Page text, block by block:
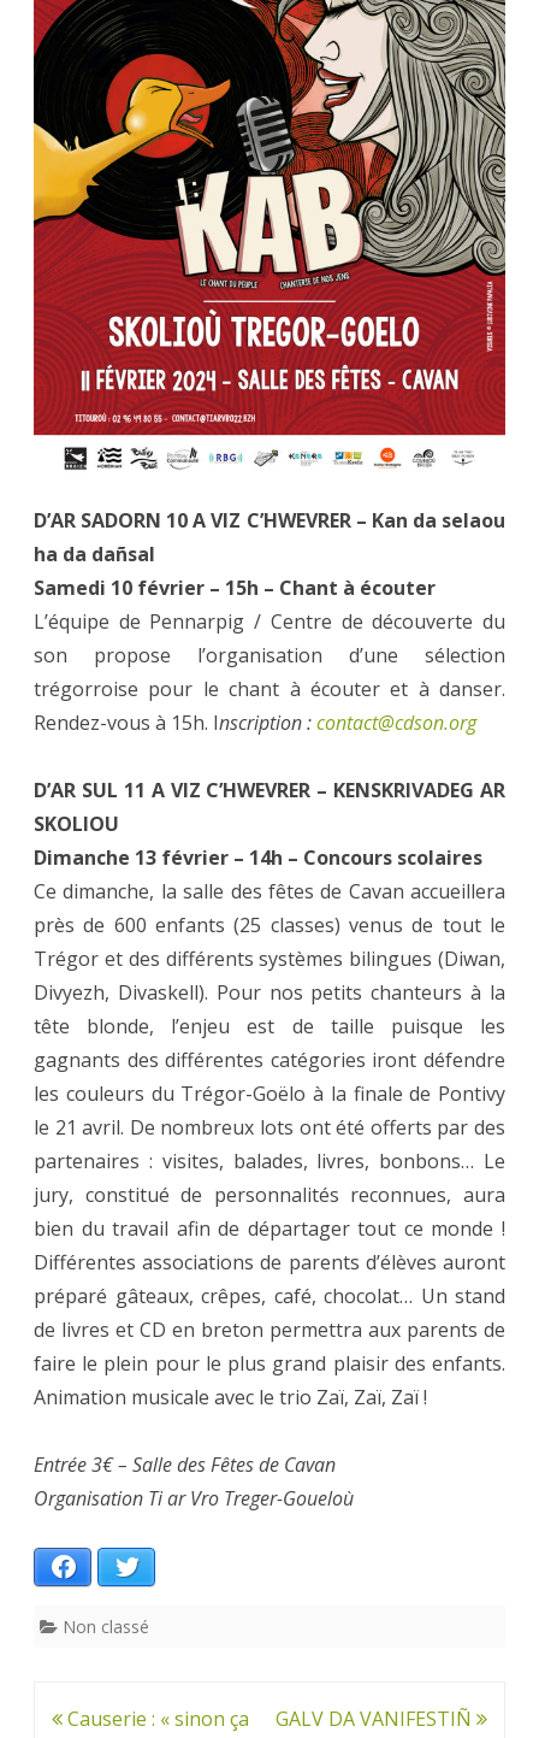
D’AR SADORN 10 A VIZ C’HWEVRER – Kan da selaou
ha da dañsal
Samedi 10 février – 15h – Chant à écouter
L’équipe de Pennarpig / Centre de découverte du
son propose l’organisation d’une sélection
trégorroise pour le chant à écouter et à danser.
Rendez-vous à 15h. Inscription :contact@cdson.org
D’AR SUL 11 A VIZ C’HWEVRER – KENSKRIVADEG AR
SKOLIOU
Dimanche 13 février – 14h – Concours scolaires
Ce dimanche, la salle des fêtes de Cavan accueillera
près de 600 enfants (25 classes) venus de tout le
Trégor et des différents systèmes bilingues (Diwan,
Divyezh, Divaskell). Pour nos petits chanteurs à la
tête blonde, l’enjeu est de taille puisque les
gagnants des différentes catégories iront défendre
les couleurs du Trégor-Goëlo à la finale de Pontivy
le 21 avril. De nombreux lots ont été offerts par des
partenaires : visites, balades, livres, bonbons… Le
jury, constitué de personnalités reconnues, aura
bien du travail afin de départager tout ce monde !
Différentes associations de parents d’élèves auront
préparé gâteaux, crêpes, café, chocolat… Un stand
de livres et CD en breton permettra aux parents de
faire le plein pour le plus grand plaisir des enfants.
Animation musicale avec le trio Zaï, Zaï, Zaï !
Entrée 3€ – Salle des Fêtes de Cavan
Organisation Ti ar Vro Treger-Goueloù
Facebook
Non classé
Navigation
Causerie : « sinon ça
GALV DA VANIFESTIÑ